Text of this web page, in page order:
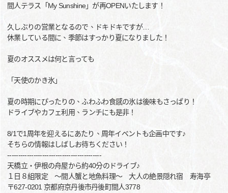
間人テラス「My Sunshine」が再OPENいたします！
久しぶりの営業となるので、ドキドキですが…
休業している間に、季節はすっかり夏になりました！
夏のオススメは何と言っても
「天使のかき氷」
夏の時期にぴったりの、ふわふわ食感の氷は後味もさっぱり！
ドライブやカフェ利用、ランチにも是非！
8/1で1周年を迎えるにあたり、周年イベントも企画中です♪
そちらの情報はしばしお待ちください！
-------------------------------------------
天橋立・伊根の舟屋から約40分のドライブ♪
１日８組限定 ～間人蟹と地魚料理～ 大人の絶景隠れ宿 寿海亭
〒627-0201 京都府京丹後市丹後町間人3778